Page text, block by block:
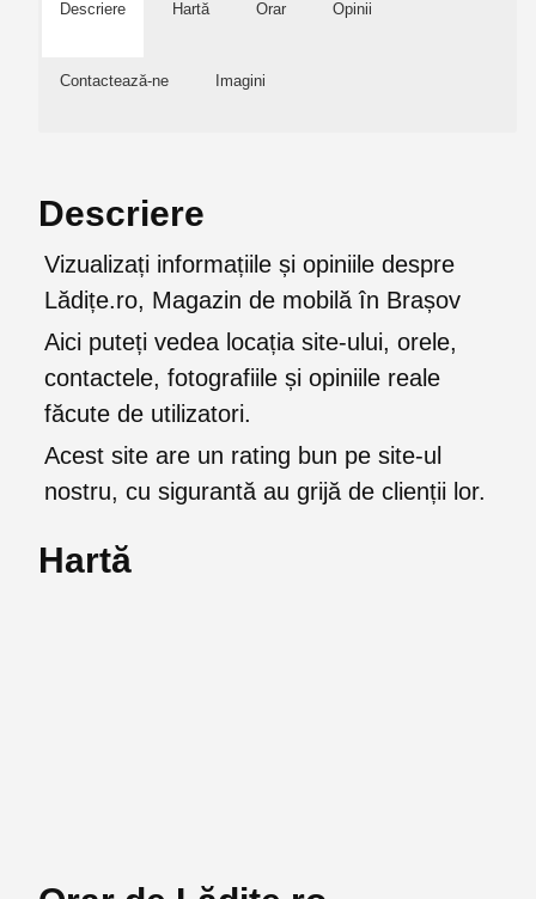
Descriere Hartă Orar Opinii
Contactează-ne Imagini
Descriere
Vizualizați informațiile și opiniile despre
Lădițe.ro, Magazin de mobilă în Brașov
Aici puteți vedea locația site-ului, orele,
contactele, fotografiile și opiniile reale
făcute de utilizatori.
Acest site are un rating bun pe site-ul
nostru, cu sigurantă au grijă de clienții lor.
Hartă